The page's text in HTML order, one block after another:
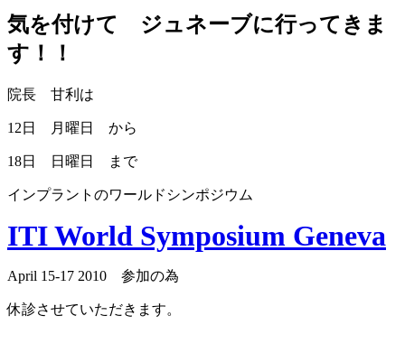
気を付けて ジュネーブに行ってきま
す！！
院長 甘利は
12日 月曜日 から
18日 日曜日 まで
インプラントのワールドシンポジウム
ITI World Symposium Geneva
April 15-17 2010 参加の為
休診させていただきます。